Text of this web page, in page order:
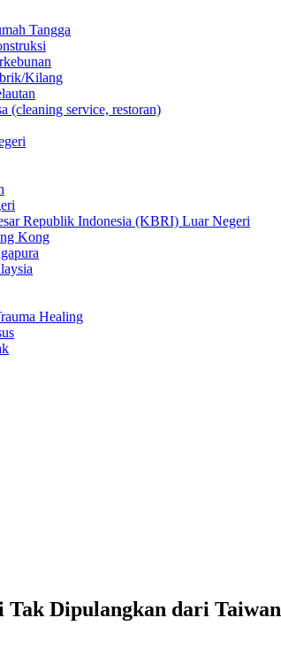
Tangga
Kilang
(cleaning service, restoran)
Republik Indonesia (KBRI) Luar Negeri
Kong
Healing
Tak Dipulangkan dari Taiwan